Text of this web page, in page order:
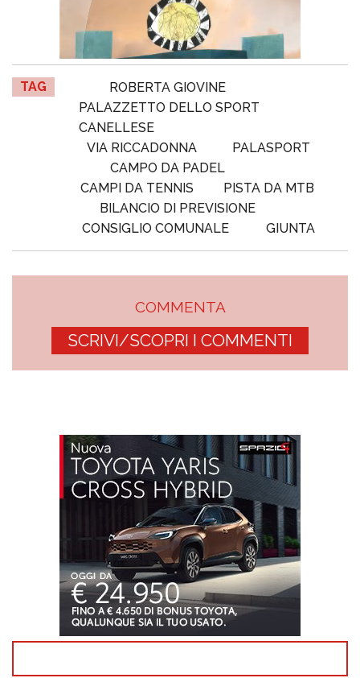
TAG
ROBERTA GIOVINE
PALAZZETTO DELLO SPORT
CANELLESE
VIA RICCADONNA
PALASPORT
CAMPO DA PADEL
CAMPI DA TENNIS
PISTA DA MTB
BILANCIO DI PREVISIONE
CONSIGLIO COMUNALE
GIUNTA
COMMENTA
SCRIVI/SCOPRI I COMMENTI